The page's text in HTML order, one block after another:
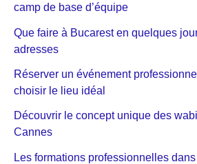
camp de base d’équipe
Que faire à Bucarest en quelques
adresses
Réserver un événement
choisir le lieu idéal
Découvrir le concept unique des
Cannes
Les formations professionnelles